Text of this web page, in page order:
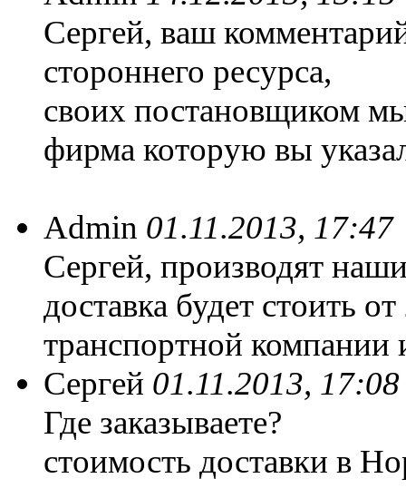
Сергей, ваш
стороннего ресурса,
своих постановщиком
фирма которую вы
Admin 01.11.2013, 17:47
Сергей, производят
доставка будет стоить
транспортной компании
Сергей 01.11.2013, 17:08
Где заказываете?
стоимость доставки в